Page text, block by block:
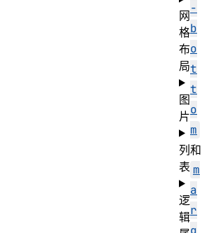
-
b
o
t
t
o
m
和
m
a
r
网
格
布
局
图
片
列
表
逻
辑